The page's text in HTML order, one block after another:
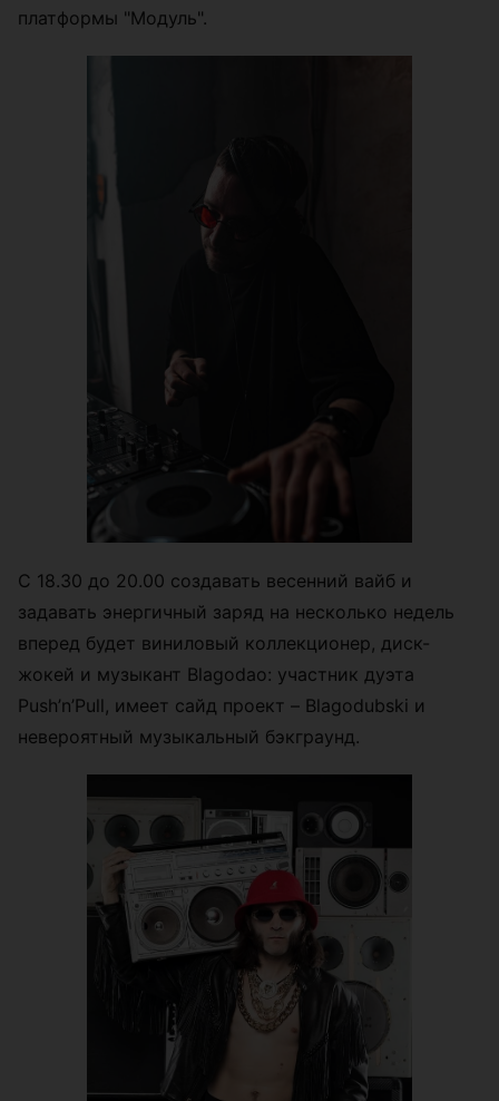
платформы "Модуль".
С 18.30 до 20.00 создавать весенний вайб и
задавать энергичный заряд на несколько недель
вперед будет виниловый коллекционер, диск-
жокей и музыкант Blagodao: участник дуэта
Push’n’Pull, имеет сайд проект – Blagodubski и
невероятный музыкальный бэкграунд.